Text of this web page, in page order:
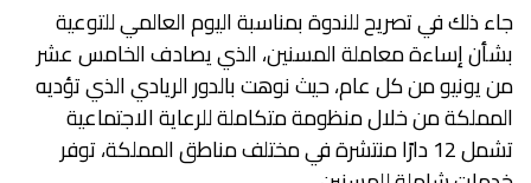
جاء ذلك في تصريح للندوة بمناسبة اليوم العالمي للتوعية
بشأن إساءة معاملة المسنين، الذي يصادف الخامس عشر
من يونيو من كل عام، حيث نوهت بالدور الريادي الذي تؤديه
المملكة من خلال منظومة متكاملة للرعاية الاجتماعية
تشمل 12 دارًا منتشرة في مختلف مناطق المملكة، توفر